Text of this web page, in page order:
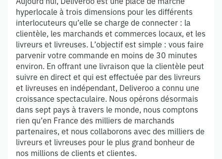
hyperlocale à trois dimensions pour les différents
interlocuteurs qu’elle se charge de connecter : la
clientèle, les marchands et commerces locaux, et les
livreurs et livreuses. L’objectif est simple : vous faire
parvenir votre commande en moins de 30 minutes
environ. En offrant une livraison que la clientèle peut
suivre en direct et qui est effectuée par des livreurs
et livreuses en indépendant, Deliveroo a connu une
croissance spectaculaire. Nous opérons désormais
dans sept pays à travers le monde, nous comptons
rien qu’en France des milliers de marchands
partenaires, et nous collaborons avec des milliers de
livreurs et livreuses pour le plus grand bonheur de
nos millions de clients et clientes.